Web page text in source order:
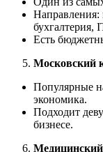
Направления:
бухгалтерия,
Есть
Московский
Популярные
экономика.
Подходит
бизнесе.